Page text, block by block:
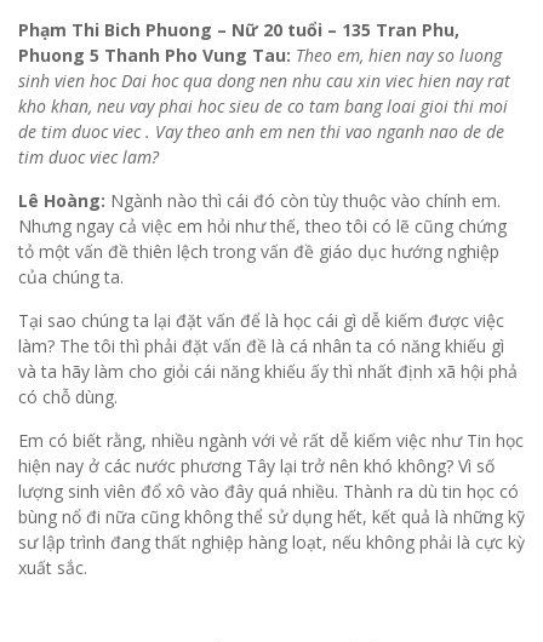
Phạm Thi Bich Phuong – Nữ 20 tuổi – 135 Tran Phu,
Phuong 5 Thanh Pho Vung Tau: Theo em, hien nay so luong
sinh vien hoc Dai hoc qua dong nen nhu cau xin viec hien nay rat
kho khan, neu vay phai hoc sieu de co tam bang loai gioi thi moi
de tim duoc viec . Vay theo anh em nen thi vao nganh nao de de
tim duoc viec lam?
Lê Hoàng: Ngành nào thì cái đó còn tùy thuộc vào chính em.
Nhưng ngay cả việc em hỏi như thế, theo tôi có lẽ cũng chứng
tỏ một vấn đề thiên lệch trong vấn đề giáo dục hướng nghiệp
của chúng ta.
Tại sao chúng ta lại đặt vấn để là học cái gì dễ kiếm được việc
làm? The tôi thì phải đặt vấn đề là cá nhân ta có năng khiếu gì
và ta hãy làm cho giỏi cái năng khiếu ấy thì nhất định xã hội phả
có chỗ dùng.
Em có biết rằng, nhiều ngành với vẻ rất dễ kiếm việc như Tin học
hiện nay ở các nước phương Tây lại trở nên khó không? Vì số
lượng sinh viên đổ xô vào đây quá nhiều. Thành ra dù tin học có
bùng nổ đi nữa cũng không thể sử dụng hết, kết quả là những kỹ
sư lập trình đang thất nghiệp hàng loạt, nếu không phải là cực kỳ
xuất sắc.